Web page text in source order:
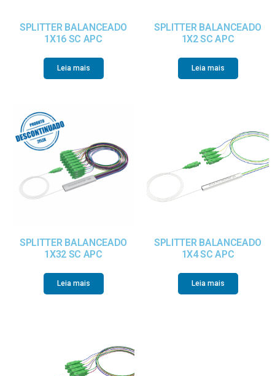
SPLITTER BALANCEADO
1X16 SC APC
Leia mais
SPLITTER BALANCEADO
1X2 SC APC
Leia mais
SPLITTER BALANCEADO
1X32 SC APC
Leia mais
SPLITTER BALANCEADO
1X4 SC APC
Leia mais